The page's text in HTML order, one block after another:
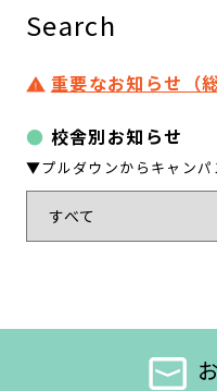
Search
重要なお知らせ（総
校舎別お知らせ
▼プルダウンからキャンパ